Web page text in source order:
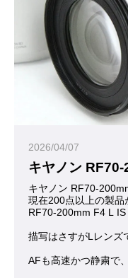
2026/04/07
キヤノン
キヤノン RF70-
現在200点以上の製
RF70-200mm F4 L
描写はさすがLレンズ
AFも高速かつ静粛で